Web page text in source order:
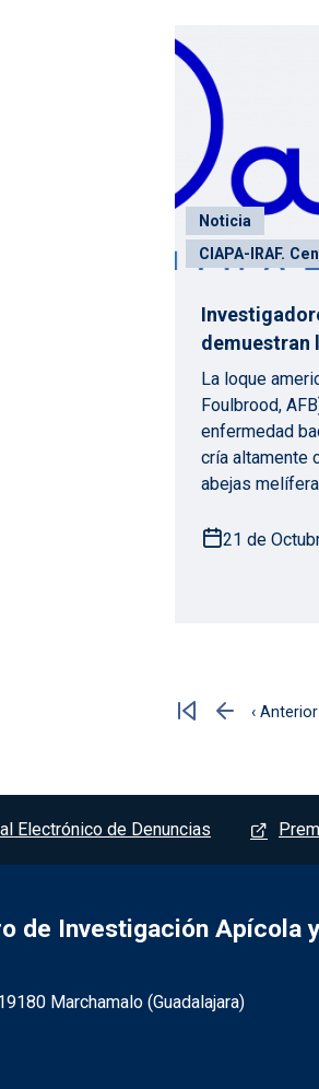
Noticia
CIAPA-IRAF.
demuestran
La loque
Foulbrood,
enfermedad
cría altamente
abejas
21 de
‹ Anterior
Página anterior
Electrónico de Denuncias
de Investigación Apícola
-
Marchamalo (Guadalajara)